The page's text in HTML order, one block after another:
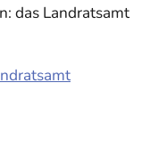
das Landratsamt